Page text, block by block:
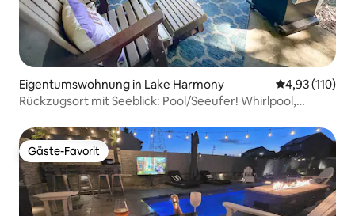
Eigentumswohnung in Lake Harmony
4,93 (110)
Rückzugsort mit Seeblick: Pool/Seeufer! Whirlpool,
Gäste-Favorit
Gäste-Favorit